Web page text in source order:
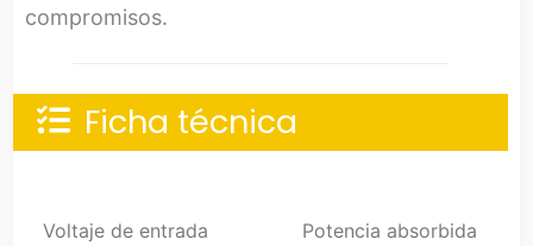
compromisos.
Ficha técnica
Voltaje de entrada Potencia absorbida